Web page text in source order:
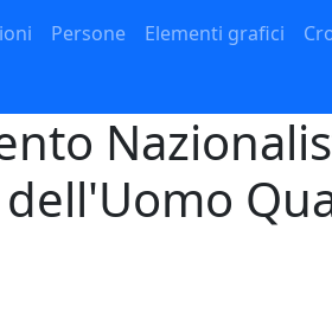
Persone Elementi grafici